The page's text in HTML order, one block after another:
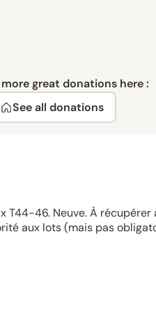
great donations here :
See all donations
T44-46. Neuve. À récupérer
aux lots (mais pas